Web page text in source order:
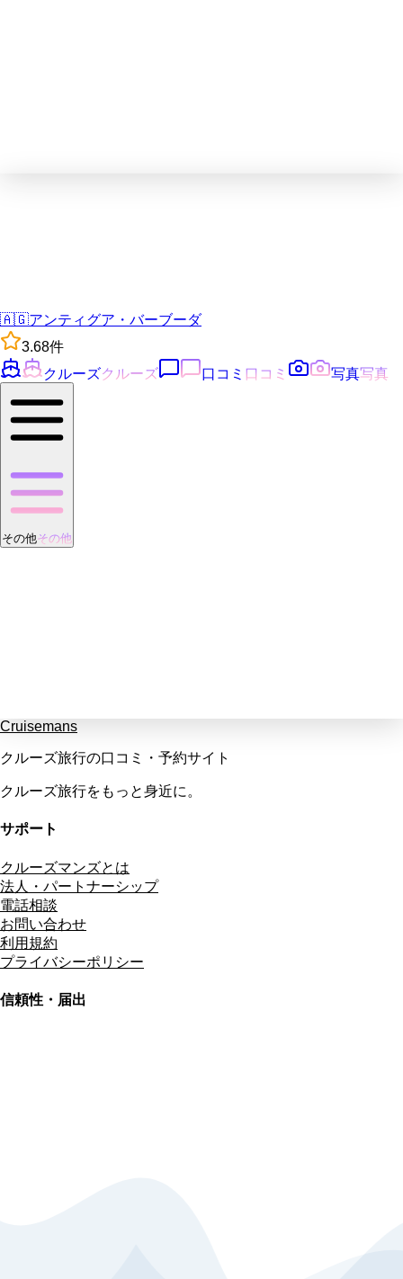
🇦🇬アンティグア・バーブーダ
3.68件
クルーズクルーズ 口コミ 口コミ 写真写真
その他その他
Cruisemans
クルーズ旅行の口コミ・予約サイト
クルーズ旅行をもっと身近に。
サポート
クルーズマンズとは
法人・パートナーシップ
電話相談
お問い合わせ
利用規約
プライバシーポリシー
信頼性・届出